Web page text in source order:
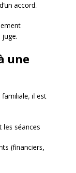
accord.
une
familiale, il est
les séances
(financiers,